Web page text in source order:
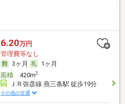
6.20万円
管理費等なし
3ヶ月
1ヶ月
面積420m2
ＪＲ弥彦線 燕三条駅 徒歩19分
その他の交通